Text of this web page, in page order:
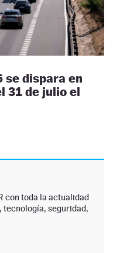
se dispara en
31 de julio el
con toda la actualidad
tecnología, seguridad,